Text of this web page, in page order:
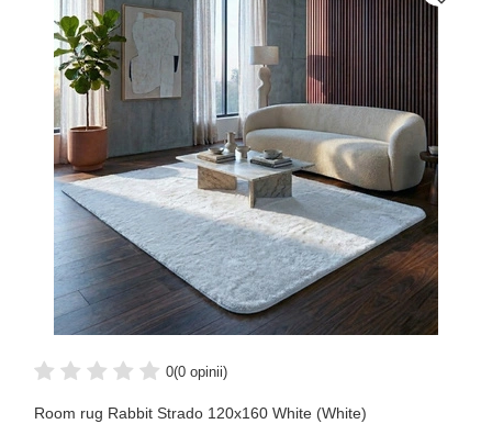
0(0 opinii)
Room rug Rabbit Strado 120x160 White (White)